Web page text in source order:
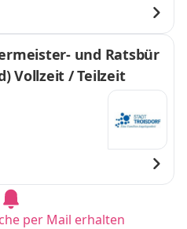
weitere
und Ratsbür
Vollzeit / Teilzeit
per Mail erhalten